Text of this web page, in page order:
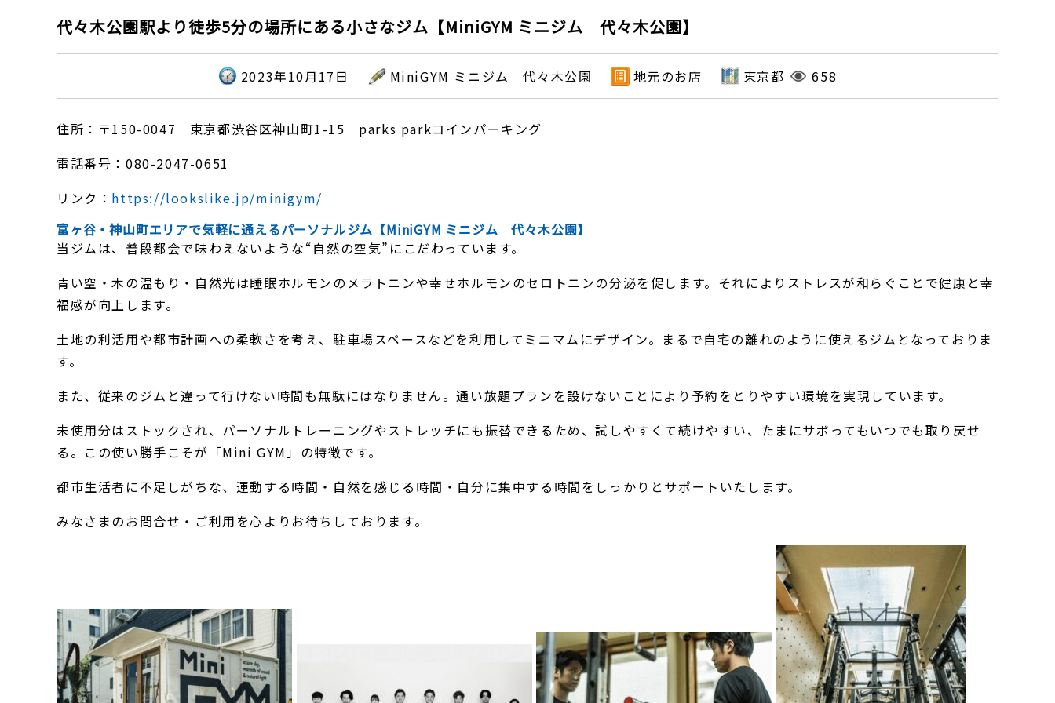
代々木公園駅より徒歩5分の場所にある小さなジム【MiniGYM ミニジム 代々木公園】
2023年10月17日 MiniGYM ミニジム 代々木公園 地元のお店 東京都 658
住所：〒150-0047 東京都渋谷区神山町1-15 parks parkコインパーキング
電話番号：080-2047-0651
リンク： https://lookslike.jp/minigym/
富ヶ谷・神山町エリアで気軽に通えるパーソナルジム【MiniGYM ミニジム 代々木公園】
当ジムは、普段都会で味わえないような“自然の空気”にこだわっています。
青い空・木の温もり・自然光は睡眠ホルモンのメラトニンや幸せホルモンのセロトニンの分泌を促します。それによりストレスが和らぐことで健康と幸
福感が向上します。
土地の利活用や都市計画への柔軟さを考え、駐車場スペースなどを利用してミニマムにデザイン。まるで自宅の離れのように使えるジムとなっておりま
す。
また、従来のジムと違って行けない時間も無駄にはなりません。通い放題プランを設けないことにより予約をとりやすい環境を実現しています。
未使用分はストックされ、パーソナルトレーニングやストレッチにも振替できるため、試しやすくて続けやすい、たまにサボってもいつでも取り戻せ
る。この使い勝手こそが「Mini GYM」の特徴です。
都市生活者に不足しがちな、運動する時間・自然を感じる時間・自分に集中する時間をしっかりとサポートいたします。
みなさまのお問合せ・ご利用を心よりお待ちしております。